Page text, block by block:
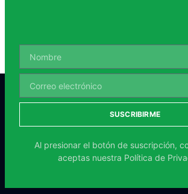
SUSCRIBIRME
Al presionar el botón de suscripción,
aceptas nuestra Política de